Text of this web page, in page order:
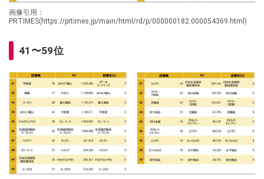
画像引用：
PRTIMES(https://prtimes.jp/main/html/rd/p/000000182.000054369.html)
41〜59位